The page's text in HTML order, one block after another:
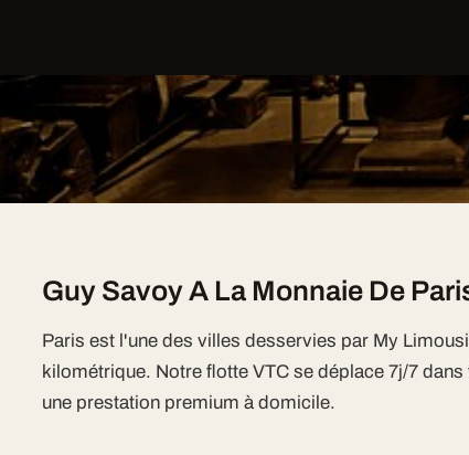
Pour réussir Guy Savoy A La Monnaie De Paris à
prestige. My Limousine Paris met à votre
l'Île-de-France.
Guy Savoy A La Monnaie De
Paris est l'une des villes desservies par My
kilométrique. Notre flotte VTC se déplace 7j/7
une prestation premium à domicile.